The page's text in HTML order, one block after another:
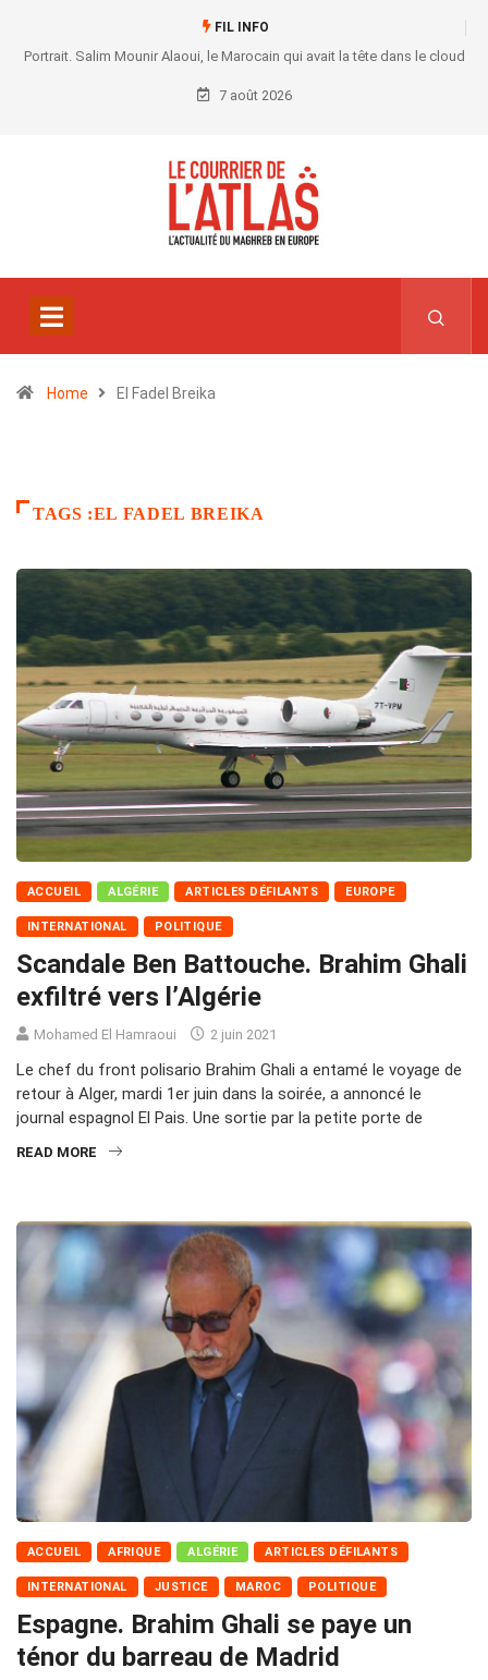
FIL INFO
Portrait. Salim Mounir Alaoui, le Marocain qui avait la tête dans le cloud
7 août 2026
Home El Fadel Breika
TAGS :EL FADEL BREIKA
ACCUEIL ALGÉRIE ARTICLES DÉFILANTS EUROPE
INTERNATIONAL POLITIQUE
Scandale Ben Battouche. Brahim Ghali
exfiltré vers l’Algérie
Mohamed El Hamraoui 2 juin 2021
Le chef du front polisario Brahim Ghali a entamé le voyage de
retour à Alger, mardi 1er juin dans la soirée, a annoncé le
journal espagnol El Pais. Une sortie par la petite porte de
READ MORE
ACCUEIL AFRIQUE ALGÉRIE ARTICLES DÉFILANTS
INTERNATIONAL JUSTICE MAROC POLITIQUE
Espagne. Brahim Ghali se paye un
ténor du barreau de Madrid